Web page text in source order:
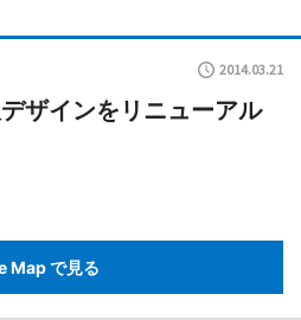
2014.03.21
ザインをリニューアル
Map で見る